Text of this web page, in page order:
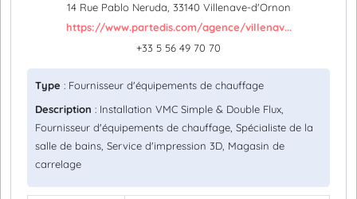
14 Rue Pablo Neruda, 33140 Villenave-d'Ornon
https://www.partedis.com/agence/villenav...
+33 5 56 49 70 70
Type : Fournisseur d'équipements de chauffage
Description : Installation VMC Simple & Double Flux,
Fournisseur d'équipements de chauffage, Spécialiste de la
salle de bains, Service d'impression 3D, Magasin de
carrelage